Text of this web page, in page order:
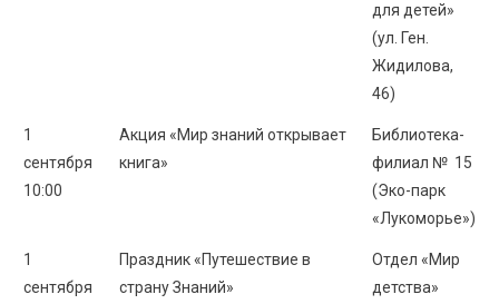
для детей»
(ул. Ген.
Жидилова,
46)
1
сентября
10:00
Акция «Мир знаний открывает
книга»
Библиотека-
филиал № 15
(Эко-парк
«Лукоморье»)
1
сентября
Праздник «Путешествие в
страну Знаний»
Отдел «Мир
детства»